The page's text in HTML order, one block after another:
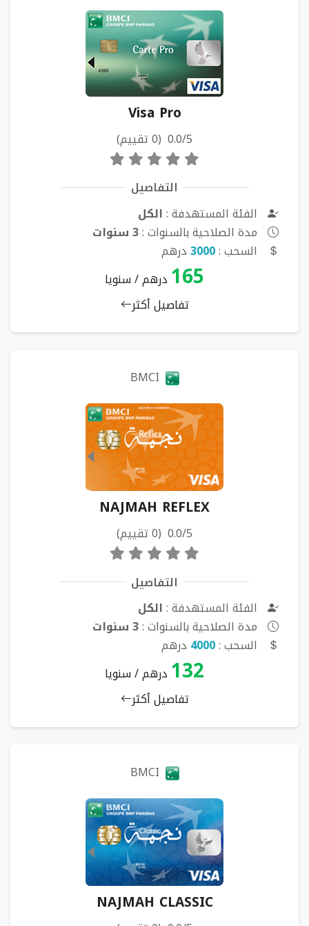
Visa Pro
0.0/5 (0 تقييم)
التفاصيل
الفئة المستهدفة :الكل
مدة الصلاحية بالسنوات :3 سنوات
السحب :3000درهم
165 درهم / سنويا
تفاصيل أكثر
BMCI
NAJMAH REFLEX
0.0/5 (0 تقييم)
التفاصيل
الفئة المستهدفة :الكل
مدة الصلاحية بالسنوات :3 سنوات
السحب :4000 درهم
132 درهم / سنويا
تفاصيل أكثر
BMCI
NAJMAH CLASSIC